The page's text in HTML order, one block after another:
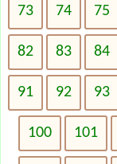
73 74 75
82 83 84
91 92 93
100 101